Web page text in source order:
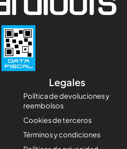
Legales
Política de devoluciones y
reembolsos
Cookies de terceros
Términos y condiciones